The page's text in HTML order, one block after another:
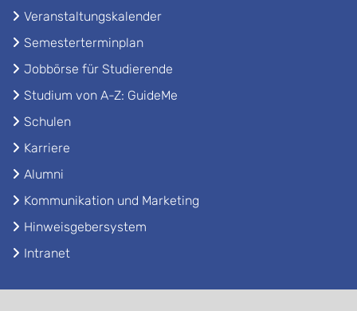
Veranstaltungskalender
Semesterterminplan
Jobbörse für Studierende
Studium von A-Z: GuideMe
Schulen
Karriere
Alumni
Kommunikation und Marketing
Hinweisgebersystem
Intranet